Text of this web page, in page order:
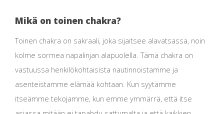
Mikä on toinen chakra?
Toinen chakra on sakraali, joka sijaitsee alavatsassa, noin
kolme sormea ​​napalinjan alapuolella. Tämä chakra on
vastuussa henkilökohtaisista nautinnoistamme ja
asenteistamme elämää kohtaan. Kun syytämme
itseämme tekojamme, kun emme ymmärrä, että itse